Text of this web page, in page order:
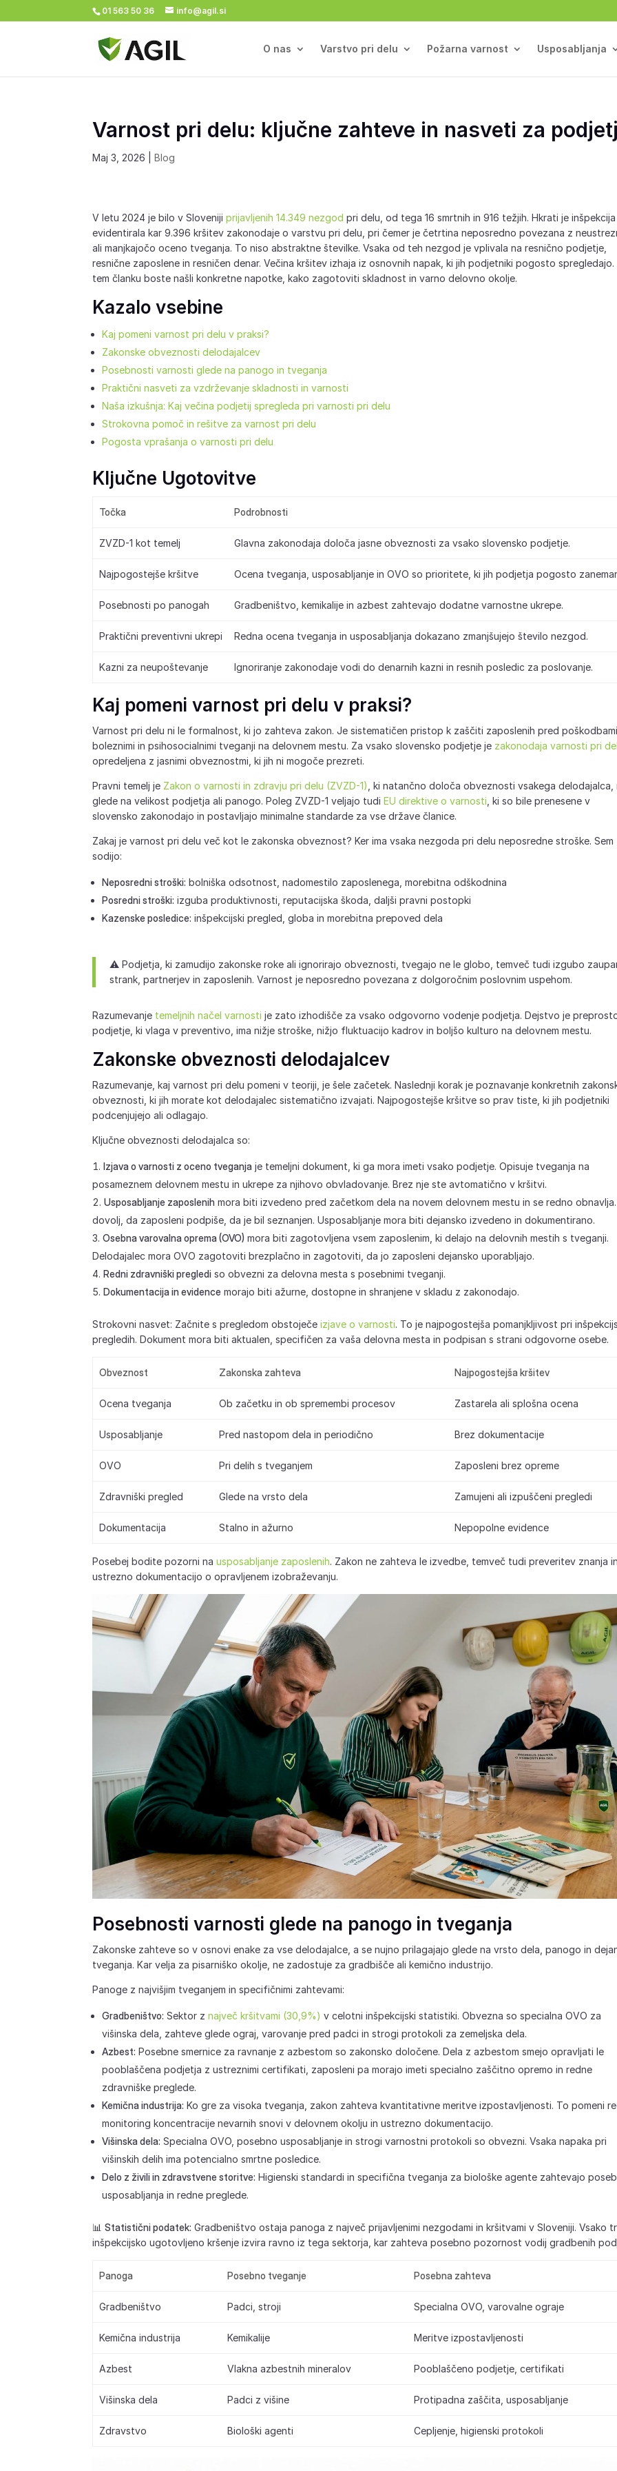
01 563 50 36 info@agil.si
O nas Varstvo pri delu Požarna varnost Usposabljanja
Varnost pri delu: ključne zahteve in nasveti za
Maj 3, 2026 |Blog
V letu 2024 je bilo v Slovenijiprijavljenih 14.349 nezgod pri delu, od tega 16 smrtnih in 916 težjih. Hkrati je inšpekcija
evidentirala kar 9.396 kršitev zakonodaje o varstvu pri delu, pri čemer je četrtina neposredno povezana z
ali manjkajočo oceno tveganja. To niso abstraktne številke. Vsaka od teh nezgod je vplivala na resnično podjetje,
resnične zaposlene in resničen denar. Večina kršitev izhaja iz osnovnih napak, ki jih podjetniki pogosto spregledajo.
tem članku boste našli konkretne napotke, kako zagotoviti skladnost in varno delovno okolje.
Kazalo vsebine
Kaj pomeni varnost pri delu v praksi?
Zakonske obveznosti delodajalcev
Posebnosti varnosti glede na panogo in tveganja
Praktični nasveti za vzdrževanje skladnosti in varnosti
Naša izkušnja: Kaj večina podjetij spregleda pri varnosti pri delu
Strokovna pomoč in rešitve za varnost pri delu
Pogosta vprašanja o varnosti pri delu
Ključne Ugotovitve
Točka Podrobnosti
ZVZD-1 kot temelj Glavna zakonodaja določa jasne obveznosti za vsako slovensko podjetje.
Najpogostejše kršitve Ocena tveganja, usposabljanje in OVO so prioritete, ki jih podjetja pogosto
Posebnosti po panogah Gradbeništvo, kemikalije in azbest zahtevajo dodatne varnostne ukrepe.
Praktični preventivni ukrepi Redna ocena tveganja in usposabljanja dokazano zmanjšujejo število nezgod.
Kazni za neupoštevanje Ignoriranje zakonodaje vodi do denarnih kazni in resnih posledic za poslovanje.
Kaj pomeni varnost pri delu v praksi?
Varnost pri delu ni le formalnost, ki jo zahteva zakon. Je sistematičen pristop k zaščiti zaposlenih pred
boleznimi in psihosocialnimi tveganji na delovnem mestu. Za vsako slovensko podjetje je zakonodaja varnosti pri
opredeljena z jasnimi obveznostmi, ki jih ni mogoče prezreti.
Pravni temelj je Zakon o varnosti in zdravju pri delu (ZVZD-1) , ki natančno določa obveznosti vsakega delodajalca,
glede na velikost podjetja ali panogo. Poleg ZVZD-1 veljajo tudiEU direktive o varnosti , ki so bile prenesene v
slovensko zakonodajo in postavljajo minimalne standarde za vse države članice.
Zakaj je varnost pri delu več kot le zakonska obveznost? Ker ima vsaka nezgoda pri delu neposredne stroške. Sem
sodijo:
Neposredni stroški: bolniška odsotnost, nadomestilo zaposlenega, morebitna odškodnina
Posredni stroški: izguba produktivnosti, reputacijska škoda, daljši pravni postopki
Kazenske posledice: inšpekcijski pregled, globa in morebitna prepoved dela
⚠️ Podjetja, ki zamudijo zakonske roke ali ignorirajo obveznosti, tvegajo ne le globo, temveč tudi izgubo
strank, partnerjev in zaposlenih. Varnost je neposredno povezana z dolgoročnim poslovnim uspehom.
Razumevanje temeljnih načel varnosti je zato izhodišče za vsako odgovorno vodenje podjetja. Dejstvo je
podjetje, ki vlaga v preventivo, ima nižje stroške, nižjo fluktuacijo kadrov in boljšo kulturo na delovnem mestu.
Zakonske obveznosti delodajalcev
Razumevanje, kaj varnost pri delu pomeni v teoriji, je šele začetek. Naslednji korak je poznavanje konkretnih
obveznosti, ki jih morate kot delodajalec sistematično izvajati. Najpogostejše kršitve so prav tiste, ki jih podjetniki
podcenjujejo ali odlagajo.
Ključne obveznosti delodajalca so:
Izjava o varnosti z oceno tveganja je temeljni dokument, ki ga mora imeti vsako podjetje. Opisuje tveganja na
posameznem delovnem mestu in ukrepe za njihovo obvladovanje. Brez nje ste avtomatično v kršitvi.
Usposabljanje zaposlenih mora biti izvedeno pred začetkom dela na novem delovnem mestu in se redno
dovolj, da zaposleni podpiše, da je bil seznanjen. Usposabljanje mora biti dejansko izvedeno in dokumentirano.
Osebna varovalna oprema (OVO) mora biti zagotovljena vsem zaposlenim, ki delajo na delovnih mestih s tveganji.
Delodajalec mora OVO zagotoviti brezplačno in zagotoviti, da jo zaposleni dejansko uporabljajo.
Redni zdravniški pregledi so obvezni za delovna mesta s posebnimi tveganji.
Dokumentacija in evidence morajo biti ažurne, dostopne in shranjene v skladu z zakonodajo.
Strokovni nasvet: Začnite s pregledom obstoječeizjave o varnosti. To je najpogostejša pomanjkljivost pri
pregledih. Dokument mora biti aktualen, specifičen za vaša delovna mesta in podpisan s strani odgovorne osebe.
Obveznost Zakonska zahteva Najpogostejša kršitev
Ocena tveganja Ob začetku in ob spremembi procesov Zastarela ali splošna ocena
Usposabljanje Pred nastopom dela in periodično Brez dokumentacije
OVO Pri delih s tveganjem Zaposleni brez opreme
Zdravniški pregled Glede na vrsto dela Zamujeni ali izpuščeni pregledi
Dokumentacija Stalno in ažurno Nepopolne evidence
Posebej bodite pozorni nausposabljanje zaposlenih. Zakon ne zahteva le izvedbe, temveč tudi preveritev znanja
ustrezno dokumentacijo o opravljenem izobraževanju.
Posebnosti varnosti glede na panogo in tveganja
Zakonske zahteve so v osnovi enake za vse delodajalce, a se nujno prilagajajo glede na vrsto dela, panogo in
tveganja. Kar velja za pisarniško okolje, ne zadostuje za gradbišče ali kemično industrijo.
Panoge z najvišjim tveganjem in specifičnimi zahtevami:
Gradbeništvo: Sektor znajveč kršitvami (30,9%) v celotni inšpekcijski statistiki. Obvezna so specialna OVO za
višinska dela, zahteve glede ograj, varovanje pred padci in strogi protokoli za zemeljska dela.
Azbest: Posebne smernice za ravnanje z azbestom so zakonsko določene. Dela z azbestom smejo opravljati le
pooblaščena podjetja z ustreznimi certifikati, zaposleni pa morajo imeti specialno zaščitno opremo in redne
zdravniške preglede.
Kemična industrija: Ko gre za visoka tveganja, zakon zahteva kvantitativne meritve izpostavljenosti. To pomeni
monitoring koncentracije nevarnih snovi v delovnem okolju in ustrezno dokumentacijo.
Višinska dela: Specialna OVO, posebno usposabljanje in strogi varnostni protokoli so obvezni. Vsaka napaka pri
višinskih delih ima potencialno smrtne posledice.
Delo z živili in zdravstvene storitve: Higienski standardi in specifična tveganja za biološke agente zahtevajo
usposabljanja in redne preglede.
📊Statistični podatek: Gradbeništvo ostaja panoga z največ prijavljenimi nezgodami in kršitvami v Sloveniji. Vsako
inšpekcijsko ugotovljeno kršenje izvira ravno iz tega sektorja, kar zahteva posebno pozornost vodij gradbenih
Panoga Posebno tveganje Posebna zahteva
Gradbeništvo Padci, stroji Specialna OVO, varovalne ograje
Kemična industrija Kemikalije Meritve izpostavljenosti
Azbest Vlakna azbestnih mineralov Pooblaščeno podjetje, certifikati
Višinska dela Padci z višine Protipadna zaščita, usposabljanje
Zdravstvo Biološki agenti Cepljenje, higienski protokoli